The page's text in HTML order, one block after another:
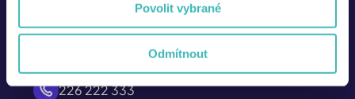
Povolit vybrané
Odmítnout
226 222 333